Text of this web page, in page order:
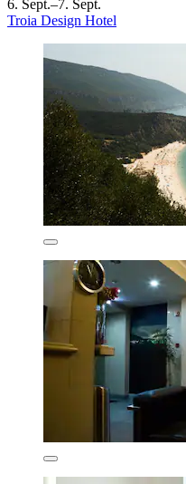
6. Sept.–7. Sept.
Troia Design Hotel